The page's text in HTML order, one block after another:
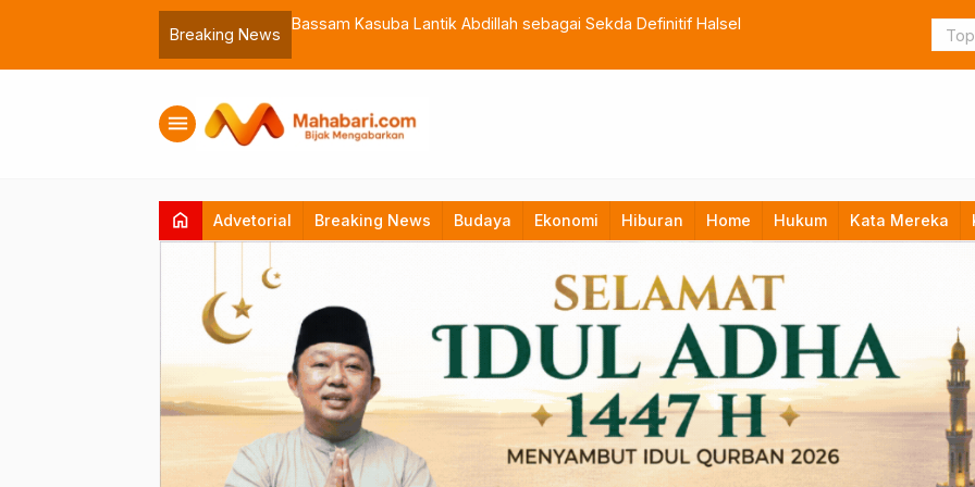
Breaking News
TNI Bangun Jembatan Garuda di Halmahera Selatan
menu
home Advetorial Breaking News Budaya Ekonomi Hiburan Home Hukum Kata Mereka